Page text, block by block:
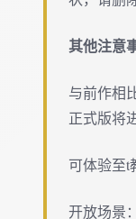
其他注意
与前作相
正式版将
可体验至t
开放场景